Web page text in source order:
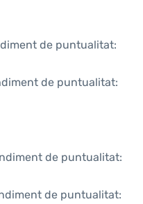
de puntualitat:
de puntualitat:
de puntualitat:
de puntualitat: